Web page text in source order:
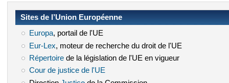
Sites de l’Union Européenne
Europa(le lien est externe)
, portail de l'UE
Eur-Lex (le lien est externe)
, moteur de recherche du droit de l'UE
Répertoire(le lien est externe)
de la législation de l'UE en vigueur
Cour de justice de l'UE